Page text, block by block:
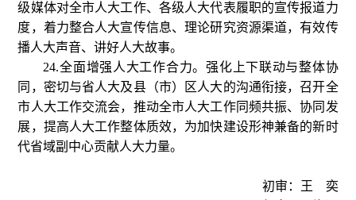
级媒体对全市人大工作、各级人大代表履职的宣传报道力
度，着力整合人大宣传信息、理论研究资源渠道，有效传
播人大声音、讲好人大故事。
24.全面增强人大工作合力。强化上下联动与整体协
同，密切与省人大及县（市）区人大的沟通衔接，召开全
市人大工作交流会，推动全市人大工作同频共振、协同发
展，提高人大工作整体质效，为加快建设形神兼备的新时
代省域副中心贡献人大力量。
初审：王 奕